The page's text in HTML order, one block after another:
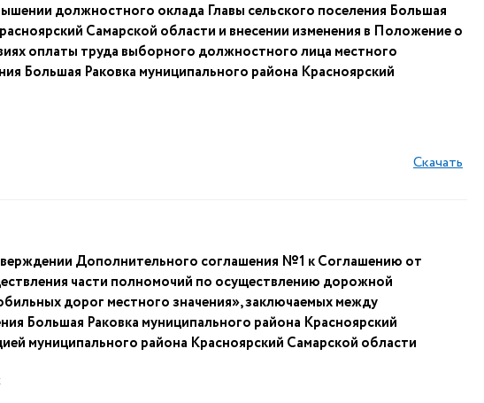
должностного оклада Главы сельского поселения Большая
Самарской области и внесении изменения в Положение о
оплаты труда выборного должностного лица местного
Большая Раковка муниципального района Красноярский
Скачать
Дополнительного соглашения №1 к Соглашению от
части полномочий по осуществлению дорожной
дорог местного значения», заключаемых между
Большая Раковка муниципального района Красноярский
муниципального района Красноярский Самарской области